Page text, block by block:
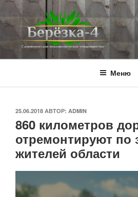
Перейти
к
содержимому
BEREZKA4.RU
СНТ Берёзка-4
Меню
ОПУБЛИКОВАНО
25.06.2018 АВТОР: ADMIN
860 километров
отремонтируют по
жителей области